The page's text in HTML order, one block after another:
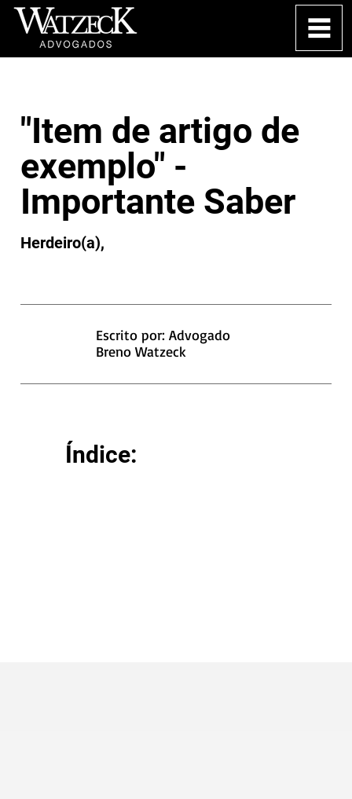
"Item de artigo de
exemplo" -
Importante Saber
Herdeiro(a),
Escrito por: Advogado
Breno Watzeck
Índice: